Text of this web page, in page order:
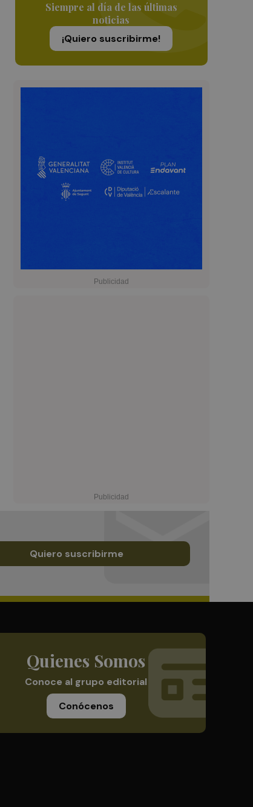
Siempre al día de las últimas
noticias
¡Quiero suscribirme!
Quiero suscribirme
Quienes Somos
Conoce al grupo editorial
Conócenos